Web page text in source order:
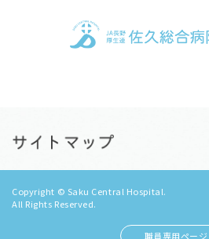
Copyright © Saku Central Hospital.
All Rights Reserved.
職員専用ページ